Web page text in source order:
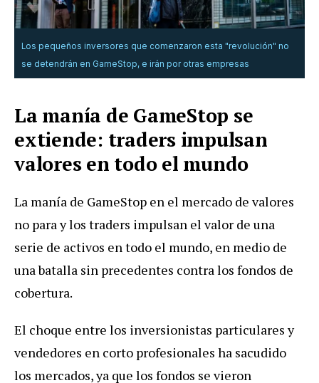
Los pequeños inversores que comenzaron esta "revolución" no
se detendrán en GameStop, e irán por otras empresas
La manía de GameStop se
extiende: traders impulsan
valores en todo el mundo
La manía de GameStop en el mercado de valores
no para y los traders impulsan el valor de una
serie de activos en todo el mundo, en medio de
una batalla sin precedentes contra los fondos de
cobertura.
El choque entre los inversionistas particulares y
vendedores en corto profesionales ha sacudido
los mercados, ya que los fondos se vieron